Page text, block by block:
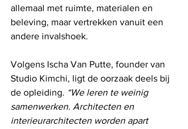
allemaal met ruimte, materialen en
beleving, maar vertrekken vanuit een
andere invalshoek.
Volgens Ischa Van Putte, founder van
Studio Kimchi, ligt de oorzaak deels bij
de opleiding. “We leren te weinig
samenwerken. Architecten en
interieurarchitecten worden apart